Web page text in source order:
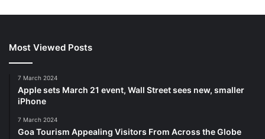
Most Viewed Posts
7 March 2024
Apple sets March 21 event, Wall Street sees new, smaller
iPhone
7 March 2024
Goa Tourism Appealing Visitors From Across the Globe